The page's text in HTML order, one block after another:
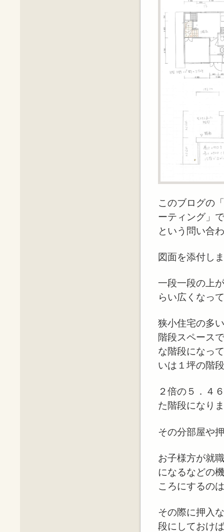
このブログの
ーティング」
という問い合
図面を添付し
一段一段の上
らい広くなっ
狭小住宅の多
階段スペース
な階段になっ
いは１坪の階
２倍の５．４
た階段になり
その分部屋や
お子様方が就
になるなどの
ころにするの
その際に押入
段にしておけ